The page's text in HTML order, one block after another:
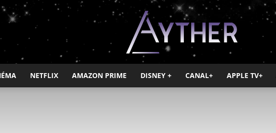
Ayther
NETFLIX AMAZON PRIME DISNEY + CANAL+ APPLE TV+